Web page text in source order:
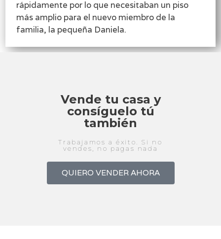
rápidamente por lo que necesitaban un piso
más amplio para el nuevo miembro de la
familia, la pequeña Daniela.
Vende tu casa y
consíguelo tú
también
Trabajamos a éxito. Si no
vendes, no pagas nada
QUIERO VENDER AHORA